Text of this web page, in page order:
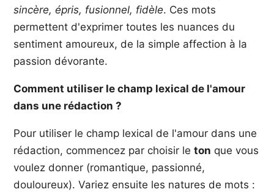
sincère, épris, fusionnel, fidèle. Ces mots
permettent d'exprimer toutes les nuances du
sentiment amoureux, de la simple affection à la
passion dévorante.
Comment utiliser le champ lexical de l'amour
dans une rédaction ?
Pour utiliser le champ lexical de l'amour dans une
rédaction, commencez par choisir le ton que vous
voulez donner (romantique, passionné,
douloureux). Variez ensuite les natures de mots :